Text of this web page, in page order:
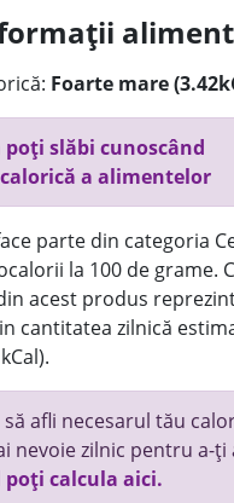
aliment
Foarte mare
poți slăbi cunoscând
a alimentelor
parte din categoria
la 100 de grame.
acest produs
cantitatea zilnică
să afli necesarul tău
nevoie zilnic pentru a-ți
poți calcula aici.